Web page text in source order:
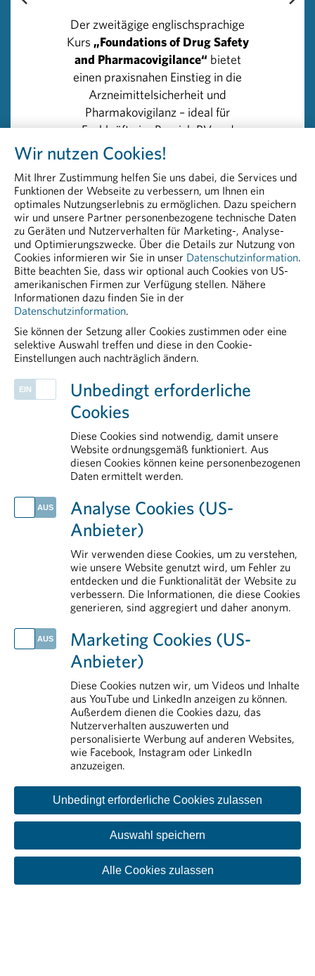
sieht Huber als real, verwehrt sich aber gegen eine
Schuldzuweisung an die Pharmaindustrie: „Mit dem
existierenden Ausgleichsfonds wird dieser Situation im
Grunde Rechnung getragen. Statt der Pharmaindustrie
steht hier vielmehr die Politik und Sozialpartner in der
Pflicht, mit diesem Belastungsausgleich
verantwortungsvoll umzugehen und faire sowie
nachvollziehbare Maßnahmen zu setzen.“ Huber
Effizienzstudie bei den Krankenkassen: „Ich hoffe, dass
diese Erhebung zu den richtigen Schlüssen kommt und in
der Folge die notwendigen Reformschritte zügig gesetzt
werden, um die Leistungsfähigkeit der Krankenkassen
gegenüber den Patienten auch in Zukunft sicher zu
stellen.“
Health Data & Digital
Klinische Forschung
Patient Advocacy
Legal & Compliance
Rare Diseases
PHARMIG Daten & Fakten 2026
Rauchstopp als starker Hebel für Gesundheit und Versorgung
Impfen schützt in jedem Lebensabschnitt
Europas klinische Forschung steht unter Druck
IM DETAIL
Rund um das Arzneimittel
Pharmareferenten
Arzneimittelsicherheit
Forschung & Entwicklung
Erstattung von Arzneimitteln
Impressum
Disclaimer
Datenschutzinformation
Cookie-Einstellungen
Der zweitägige englischsprachige
Kurs „Foundations of Drug Safety
and Pharmacovigilance“ bietet
einen praxisnahen Einstieg in die
Arzneimittelsicherheit und
Pharmakovigilanz – ideal für
Fachkräfte im Bereich PV und
angrenzenden Funktionen.
>> Details und Anmeldung:
Foundations of Drug Safety and
Pharmacovigilance
Wir nutzen Cookies!
Mit Ihrer Zustimmung helfen Sie uns dabei, die Services und
Funktionen der Webseite zu verbessern, um Ihnen ein
optimales Nutzungserlebnis zu ermöglichen. Dazu speichern
wir und unsere Partner personenbezogene technische Daten
zu Geräten und Nutzerverhalten für Marketing-, Analyse-
und Optimierungszwecke. Über die Details zur Nutzung von
Cookies informieren wir Sie in unser Datenschutzinformation.
Bitte beachten Sie, dass wir optional auch Cookies von US-
amerikanischen Firmen zur Verfügung stellen. Nähere
Informationen dazu finden Sie in der
Datenschutzinformation.
Sie können der Setzung aller Cookies zustimmen oder eine
selektive Auswahl treffen und diese in den Cookie-
Einstellungen auch nachträglich ändern.
Unbedingt erforderliche
Cookies
Diese Cookies sind notwendig, damit unsere
Website ordnungsgemäß funktioniert. Aus
diesen Cookies können keine personenbezogenen
Daten ermittelt werden.
Analyse Cookies (US-
Anbieter)
Wir verwenden diese Cookies, um zu verstehen,
wie unsere Website genutzt wird, um Fehler zu
entdecken und die Funktionalität der Website zu
verbessern. Die Informationen, die diese Cookies
generieren, sind aggregiert und daher anonym.
Marketing Cookies (US-
Anbieter)
Diese Cookies nutzen wir, um Videos und Inhalte
aus YouTube und LinkedIn anzeigen zu können.
Außerdem dienen die Cookies dazu, das
Nutzerverhalten auszuwerten und
personalisierte Werbung auf anderen Websites,
wie Facebook, Instagram oder LinkedIn
anzuzeigen.
Unbedingt erforderliche Cookies zulassen
Auswahl speichern
Alle Cookies zulassen